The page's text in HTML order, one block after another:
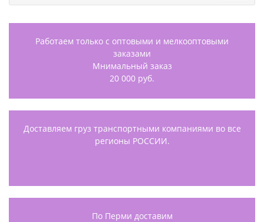
Работаем только с оптовыми и мелкооптовыми
заказами
Мнимальный заказ
20 000 руб.
Доставляем груз транспортными компаниями во все
регионы РОССИИ.
По Перми доставим